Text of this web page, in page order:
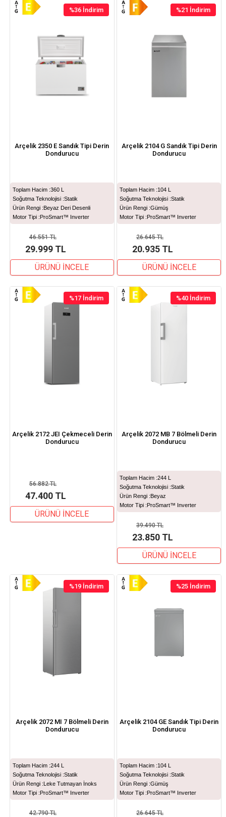
Arçelik 2350 E Sandık Tipi Derin
Dondurucu
Toplam Hacim :360 L
Soğutma Teknolojisi :Statik
Ürün Rengi :Beyaz Deri Desenli
Motor Tipi :ProSmart™ Inverter
29.999 TL
46.551 TL
ÜRÜNÜ İNCELE
%36 İndirim
Arçelik 2104 G Sandık Tipi Derin
Dondurucu
Toplam Hacim :104 L
Soğutma Teknolojisi :Statik
Ürün Rengi :Gümüş
Motor Tipi :ProSmart™ Inverter
20.935 TL
26.645 TL
ÜRÜNÜ İNCELE
%21 İndirim
Arçelik 2172 JEI Çekmeceli Derin
Dondurucu
47.400 TL
56.882 TL
ÜRÜNÜ İNCELE
%17 İndirim
Arçelik 2072 MB 7 Bölmeli Derin
Dondurucu
Toplam Hacim :244 L
Soğutma Teknolojisi :Statik
Ürün Rengi :Beyaz
Motor Tipi :ProSmart™ Inverter
23.850 TL
39.490 TL
ÜRÜNÜ İNCELE
%40 İndirim
Arçelik 2072 MI 7 Bölmeli Derin
Dondurucu
Toplam Hacim :244 L
Soğutma Teknolojisi :Statik
Ürün Rengi : Leke Tutmayan İnoks
Motor Tipi : ProSmart™ Inverter
42.790 TL
%19 İndirim
Arçelik 2104 GE Sandık Tipi Derin
Dondurucu
Toplam Hacim :104 L
Soğutma Teknolojisi :Statik
Ürün Rengi :Gümüş
Motor Tipi : ProSmart™ Inverter
26.645 TL
%25 İndirim